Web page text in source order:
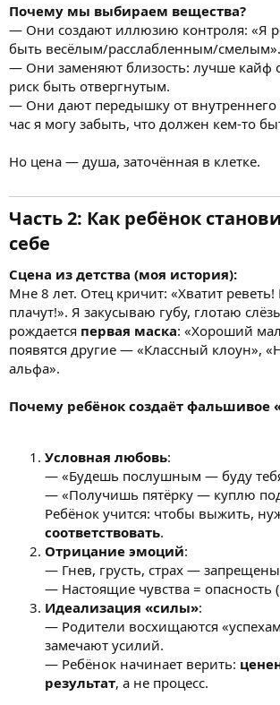
Почему мы выбираем вещества?
— Они создают иллюзию контроля: «Я
быть весёлым/расслабленным/смелым».
— Они заменяют близость: лучше кайф
риск быть отвергнутым.
— Они дают передышку от внутреннего
час я могу забыть, что должен кем-то
Но цена — душа, заточённая в клетке.
Часть 2: Как ребёнок
себе
Сцена из детства (моя история):
Мне 8 лет. Отец кричит: «Хватит
плачут!». Я закусываю губу, глотаю
рождается первая маска: «Хороший
появятся другие — «Классный клоун»,
альфа».
Почему ребёнок создаёт фальшивое
Условная любовь:
— «Будешь послушным — буду
— «Получишь пятёрку — куплю
Ребёнок учится: чтобы выжить,
соответствовать.
Отрицание эмоций:
— Гнев, грусть, страх —
— Настоящие чувства = опасность
Идеализация «силы»:
— Родители восхищаются
замечают усилий.
— Ребёнок начинает верить:
результат, а не процесс.